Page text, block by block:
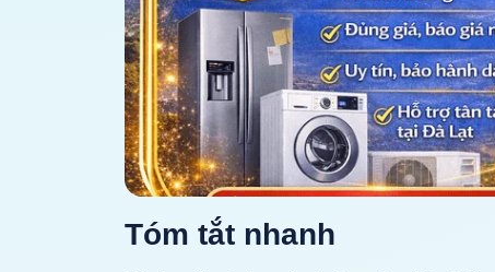
Tóm tắt nhanh